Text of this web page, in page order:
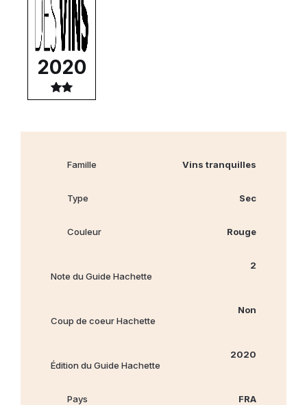
2020
Famille Vins tranquilles
Type Sec
Couleur Rouge
Note du Guide Hachette
2
Coup de coeur Hachette
Non
Édition du Guide Hachette
2020
Pays FRA